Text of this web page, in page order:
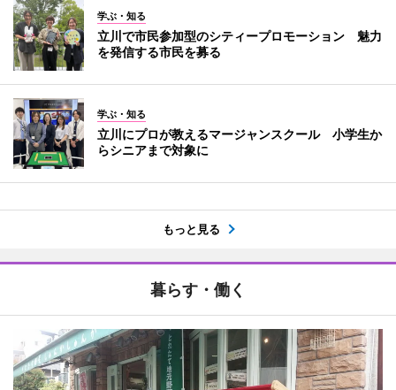
学ぶ・知る
立川で市民参加型のシティープロモーション 魅力
を発信する市民を募る
学ぶ・知る
立川にプロが教えるマージャンスクール 小学生か
らシニアまで対象に
もっと見る
暮らす・働く